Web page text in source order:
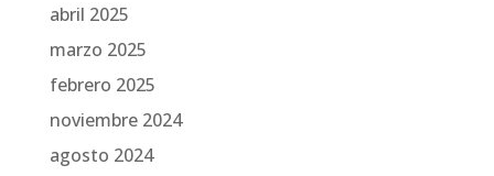
abril 2025
marzo 2025
febrero 2025
noviembre 2024
agosto 2024